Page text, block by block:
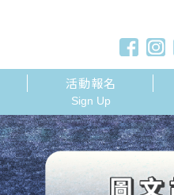
活動報名
Sign Up